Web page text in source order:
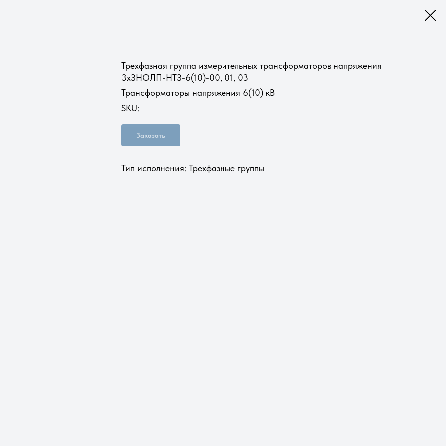
Трехфазная группа измерительных трансформаторов напряжения
3хЗНОЛП-НТЗ-6(10)-00, 01, 03
Трансформаторы напряжения 6(10) кВ
SKU:
Заказать
Тип исполнения: Трехфазные группы​